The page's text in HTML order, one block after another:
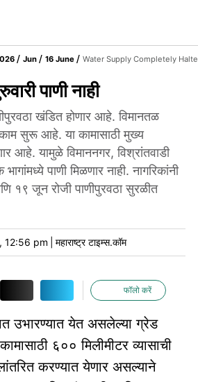
Jun 16 June Water Supply Completely
पाणी नाही
खंडित होणार आहे. विमानतळ
सुरू आहे. या कामासाठी मुख्य
आहे. यामुळे विमाननगर, विश्रांतवाडी
पाणी मिळणार नाही. नागरिकांनी
१९ जून रोजी पाणीपुरवठा सुरळीत
12:56 pm महाराष्ट्र टाइम्स.कॉम
फॉलो करें
उभारण्यात येत असलेल्या ग्रेड
६०० मिलीमीटर व्यासाची
करण्यात येणार असल्याने